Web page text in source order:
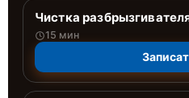
Чистка
15 мин